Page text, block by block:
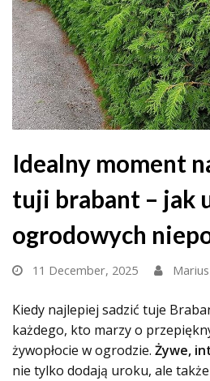
Idealny moment
tuji brabant – jak
ogrodowych
11 December, 2025
Kiedy najlepiej sadzić tuje
każdego, kto marzy o
żywopłocie w ogrodzie. Żywe,
nie tylko dodają uroku, ale